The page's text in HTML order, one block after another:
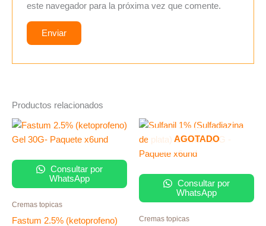
este navegador para la próxima vez que comente.
Productos relacionados
Consultar por
WhatsApp
Cremas topicas
Fastum 2.5% (ketoprofeno)
AGOTADO
Consultar por
WhatsApp
Cremas topicas